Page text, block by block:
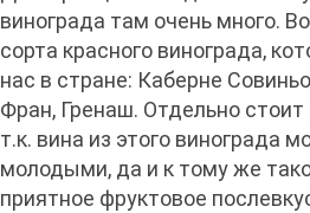
винограда там очень много.
сорта красного винограда,
нас в стране: Каберне
Фран, Гренаш. Отдельно
т.к. вина из этого винограда
молодыми, да и к тому же
приятное фруктовое